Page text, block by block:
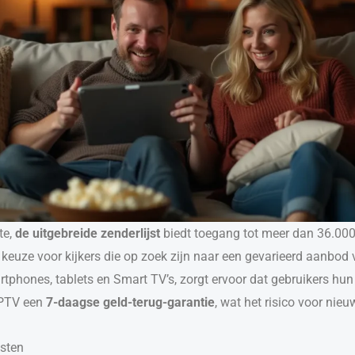
de uitgebreide zenderlijst biedt toegang tot meer dan
voor kijkers die op zoek zijn naar een gevarieerd
tablets en Smart TV’s, zorgt ervoor dat gebruikers
een 7-daagse geld-terug-garantie, wat het risico voor